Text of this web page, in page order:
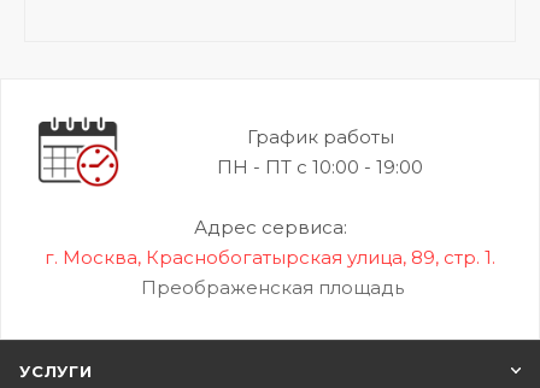
График работы
ПН - ПТ с 10:00 - 19:00
Адрес сервиса:
г. Москва, Краснобогатырская улица, 89, стр. 1.
Преображенская площадь
УСЛУГИ